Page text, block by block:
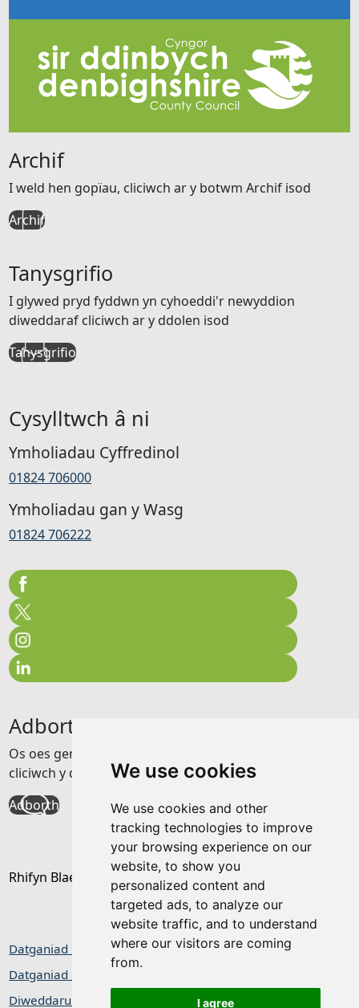
We use cookies
We use cookies and other
tracking technologies to improve
your browsing experience on our
website, to show you
personalized content and
targeted ads, to analyze our
website traffic, and to understand
where our visitors are coming
from.
I agree
Archif
I weld hen gopïau, cliciwch ar y botwm Archif isod
Archif
Tanysgrifio
I glywed pryd fyddwn yn cyhoeddi'r newyddion
diweddaraf cliciwch ar y ddolen isod
Tanysgrifio
Cysylltwch â ni
Ymholiadau Cyffredinol
01824 706000
Ymholiadau gan y Wasg
01824 706222
Adborth
Os oes gennych unrhyw adborth am y wefan hon
cliciwch y ddolen isod
Adborth
Rhifyn Blaenorol
Datganiad hygyrchedd
Datganiad Preifatrwydd / Cwcis
Diweddaru dewisiadau cwcis